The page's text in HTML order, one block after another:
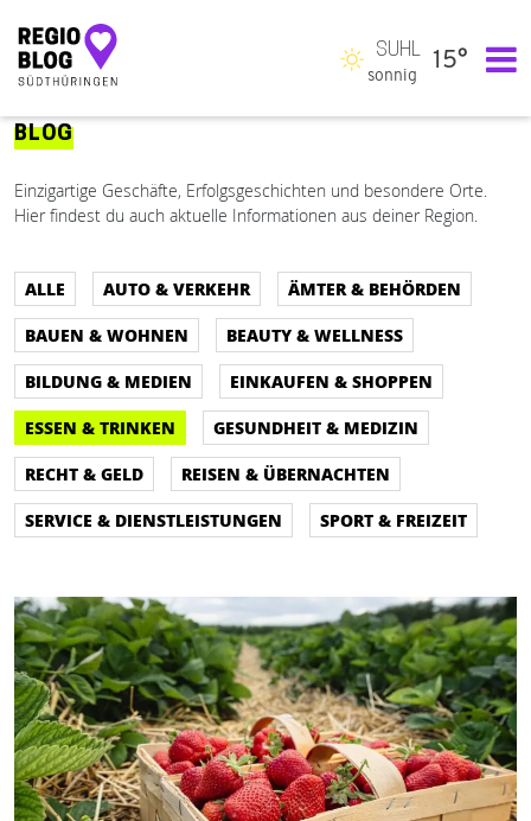
Hauptnavigation
SUHL
sonnig
15°
BLOG
Einzigartige Geschäfte, Erfolgsgeschichten und besondere Orte.
Hier findest du auch aktuelle Informationen aus deiner Region.
ALLE AUTO & VERKEHR
ÄMTER & BEHÖRDEN
BAUEN & WOHNEN
BEAUTY & WELLNESS
BILDUNG & MEDIEN
EINKAUFEN & SHOPPEN
ESSEN & TRINKEN
GESUNDHEIT & MEDIZIN
RECHT & GELD
REISEN & ÜBERNACHTEN
SERVICE & DIENSTLEISTUNGEN
SPORT & FREIZEIT